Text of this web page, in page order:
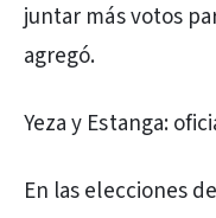
juntar más votos
agregó.
Yeza y Estanga:
En las elecciones